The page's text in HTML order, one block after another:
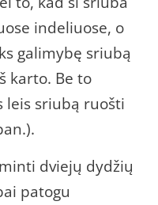
indeliuose, o
galimybę sriubą
karto. Be to
leis sriubą ruošti
dviejų dydžių
patogu